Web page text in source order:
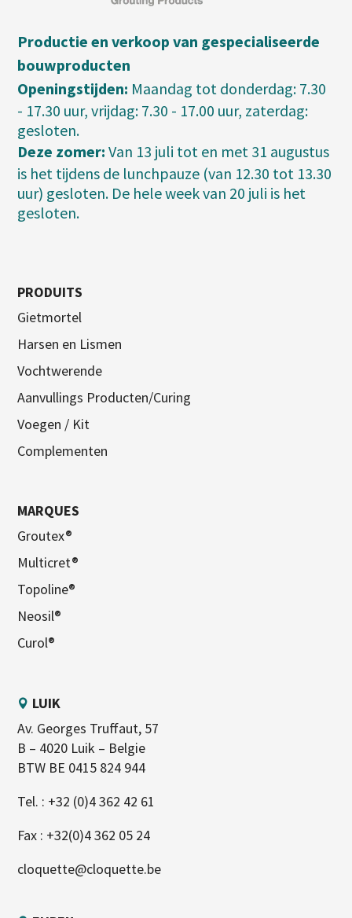
Productie en verkoop van gespecialiseerde
bouwproducten
Openingstijden: Maandag tot donderdag: 7.30
- 17.30 uur, vrijdag: 7.30 - 17.00 uur, zaterdag:
gesloten.
Deze zomer: Van 13 juli tot en met 31 augustus
is het tijdens de lunchpauze (van 12.30 tot 13.30
uur) gesloten. De hele week van 20 juli is het
gesloten.
PRODUITS
Gietmortel
Harsen en Lismen
Vochtwerende
Aanvullings Producten/Curing
Voegen / Kit
Complementen
MARQUES
Groutex®
Multicret®
Topoline®
Neosil®
Curol®
LUIK
Av. Georges Truffaut, 57
B – 4020 Luik – Belgie
BTW BE 0415 824 944
Tel. : +32 (0)4 362 42 61
Fax : +32(0)4 362 05 24
cloquette@cloquette.be